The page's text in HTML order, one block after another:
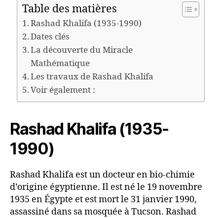
Table des matières
Rashad Khalifa (1935-1990)
Dates clés
La découverte du Miracle
Mathématique
Les travaux de Rashad Khalifa
Voir également :
Rashad Khalifa (1935-
1990)
Rashad Khalifa est un docteur en bio-chimie
d’origine égyptienne. Il est né le 19 novembre
1935 en Égypte et est mort le 31 janvier 1990,
assassiné dans sa mosquée à Tucson. Rashad